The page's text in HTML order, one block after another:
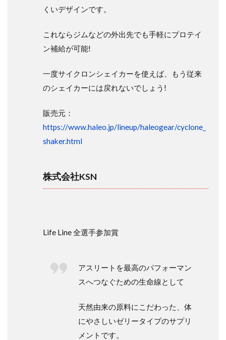
くいデザインです。
これならジムなどの外出先でも手軽にプロテイ
ン補給が可能!
一度サイクロンシェイカーを使えば、もう従来
のシェイカーには戻れないでしょう!
販売元：
https://www.haleo.jp/lineup/haleogear/cyclone_
shaker.html
株式会社KSN
Life Line 全選手参加賞
アスリートを最高のパフォーマン
スへつなぐための生命線として
天然由来の原料にこだわった、体
にやさしいゼリータイプのサプリ
メントです。